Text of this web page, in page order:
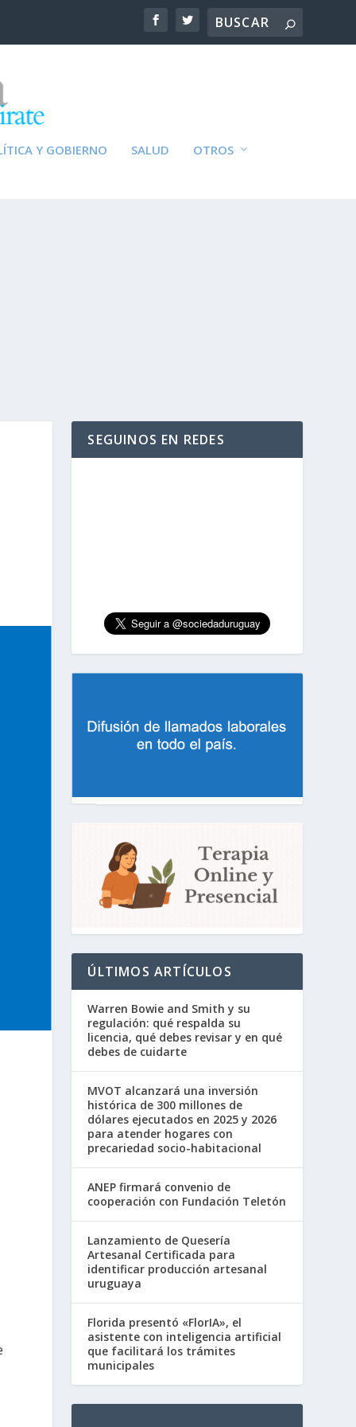
Y GOBIERNO SALUD OTROS
SEGUINOS EN REDES
ÚLTIMOS ARTÍCULOS
Warren Bowie and Smith y su
regulación: qué respalda su
licencia, qué debes revisar y en qué
debes de cuidarte
MVOT alcanzará una inversión
histórica de 300 millones de
dólares ejecutados en 2025 y 2026
para atender hogares con
precariedad socio-habitacional
ANEP firmará convenio de
cooperación con Fundación Teletón
Lanzamiento de Quesería
Artesanal Certificada para
identificar producción artesanal
uruguaya
Florida presentó «FlorIA», el
asistente con inteligencia artificial
que facilitará los trámites
municipales